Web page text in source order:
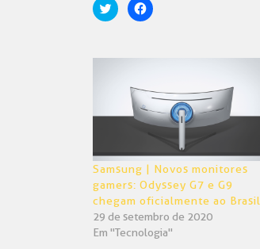
Clique
para
em
Clique
para
Samsung | Novos monitores
gamers: Odyssey G7 e G9
chegam oficialmente ao Brasil
29 de setembro de 2020
Em "Tecnologia"